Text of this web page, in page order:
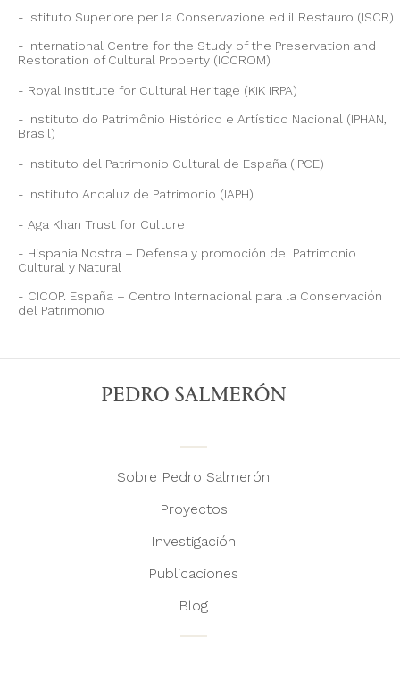
Istituto Superiore per la Conservazione ed il Restauro (ISCR)
International Centre for the Study of the Preservation and
Restoration of Cultural Property (ICCROM)
Royal Institute for Cultural Heritage (KIK IRPA)
Instituto do Patrimônio Histórico e Artístico Nacional (IPHAN,
Brasil)
Instituto del Patrimonio Cultural de España (IPCE)
Instituto Andaluz de Patrimonio (IAPH)
Aga Khan Trust for Culture
Hispania Nostra – Defensa y promoción del Patrimonio
Cultural y Natural
CICOP. España – Centro Internacional para la Conservación
del Patrimonio
Sobre Pedro Salmerón
Proyectos
Investigación
Publicaciones
Blog